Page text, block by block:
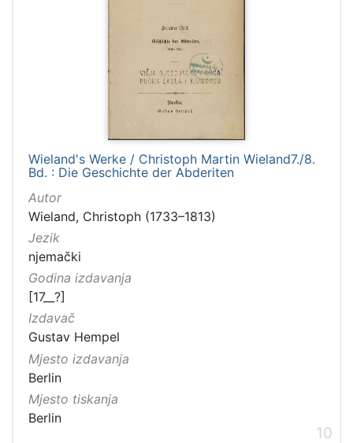
Wieland's Werke / Christoph Martin Wieland7./8.
Bd. : Die Geschichte der Abderiten
Autor
Wieland, Christoph (1733–1813)
Jezik
njemački
Godina izdavanja
[17__?]
Izdavač
Gustav Hempel
Mjesto izdavanja
Berlin
Mjesto tiskanja
Berlin
10